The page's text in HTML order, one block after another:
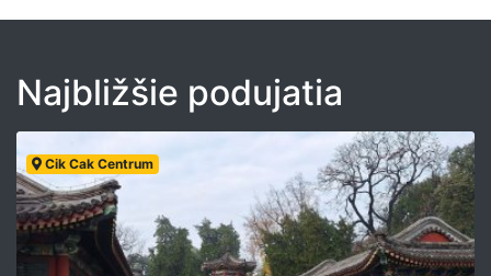
Najbližšie podujatia
Cik Cak Centrum